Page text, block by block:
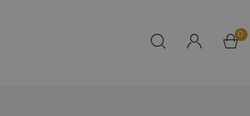
0